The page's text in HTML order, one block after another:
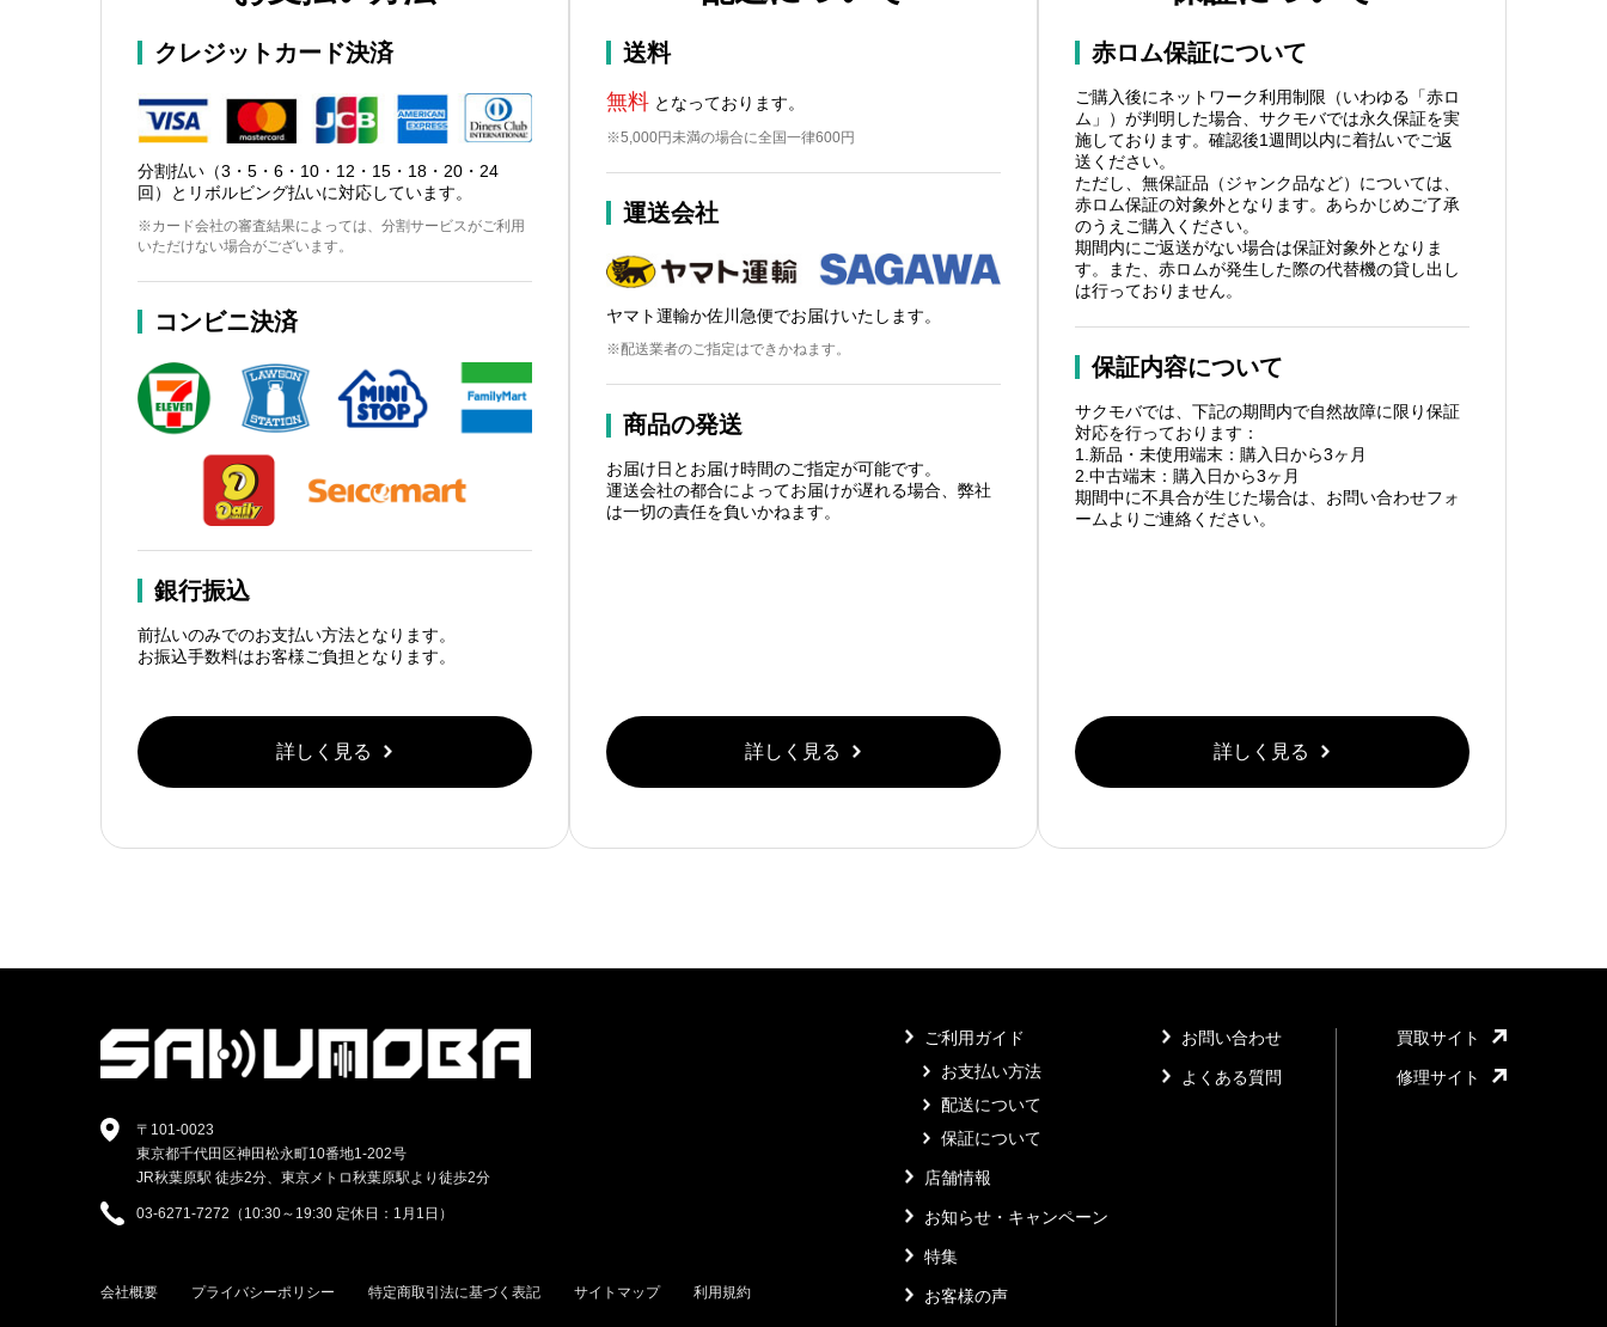
クレジットカード決済
分割払い（3・5・6・10・12・15・18・20・24
回）とリボルビング払いに対応しています。
※カード会社の審査結果によっては、分割サービスがご利用
いただけない場合がございます。
コンビニ決済
銀行振込
前払いのみでのお支払い方法となります。
お振込手数料はお客様ご負担となります。
詳しく見る
送料
無料となっております。
※5,000円未満の場合に全国一律600円
運送会社
ヤマト運輸か佐川急便でお届けいたします。
※配送業者のご指定はできかねます。
商品の発送
お届け日とお届け時間のご指定が可能です。
運送会社の都合によってお届けが遅れる場合、弊社
は一切の責任を負いかねます。
詳しく見る
赤ロム保証について
ご購入後にネットワーク利用制限（いわゆる「赤ロ
ム」）が判明した場合、サクモバでは永久保証を実
施しております。確認後1週間以内に着払いでご返
送ください。
ただし、無保証品（ジャンク品など）については、
赤ロム保証の対象外となります。あらかじめご了承
のうえご購入ください。
期間内にご返送がない場合は保証対象外となりま
す。また、赤ロムが発生した際の代替機の貸し出し
は行っておりません。
保証内容について
サクモバでは、下記の期間内で自然故障に限り保証
対応を行っております：
1.新品・未使用端末：購入日から3ヶ月
2.中古端末：購入日から3ヶ月
期間中に不具合が生じた場合は、お問い合わせフォ
ームよりご連絡ください。
詳しく見る
〒101-0023
東京都千代田区神田松永町10番地1-202号
JR秋葉原駅 徒歩2分、東京メトロ秋葉原駅より徒歩2分
03-6271-7272（10:30～19:30 定休日：1月1日）
会社概要 プライバシーポリシー 特定商取引法に基づく表記 サイトマップ 利用規約
ご利用ガイド
お支払い方法
配送について
保証について
店舗情報
お知らせ・キャンペーン
特集
お客様の声
お問い合わせ
よくある質問
買取サイト
修理サイト